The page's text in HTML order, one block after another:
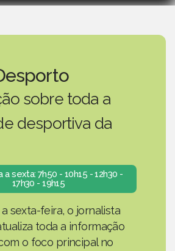
sobre toda a
desportiva da
a sexta: 7h50 - 10h15 - 12h30 -
17h30 - 19h15
sexta-feira, o jornalista
toda a informação
o foco principal no